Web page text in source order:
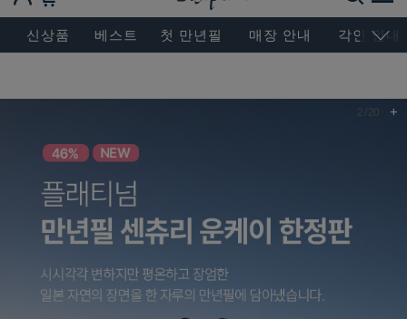
BESEN MASTERPIECE, SINCE 2004
신상품 베스트 첫 만년필 매장 안내 각인 안내
2/20 +